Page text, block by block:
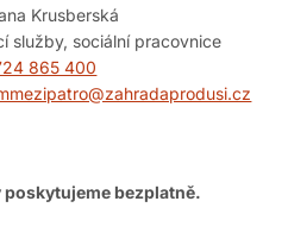
Krusberská
služby, sociální pracovnice
865 400
poskytujeme bezplatně.